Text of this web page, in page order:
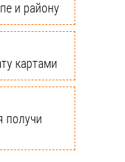
и району
картами
получи